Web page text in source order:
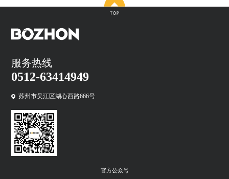
服务热线
0512-63414949
苏州市吴江区湖心西路666号
官方公众号